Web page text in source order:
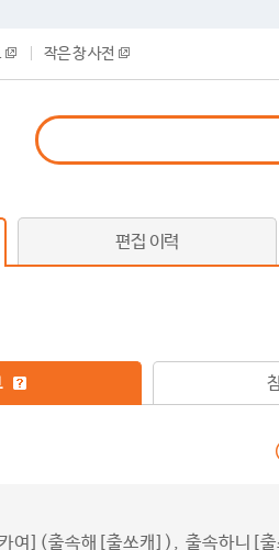
작은 창 사전
편집 이력
여](출속해[출쏘캐]), 출속하니[출